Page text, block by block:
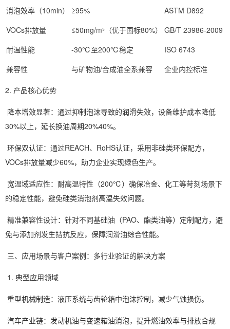
消泡效率（10min） ≥95%
ASTM D892
VOCs排放量 ≤50mg/m³ （优于国标80%）
GB/T 23986-2009
耐温性能
-30℃至200℃稳定
ISO 6743
兼容性
与矿物油/合成油全系兼容 企业内控标准
2. 产品核心优势
降本增效显著：通过抑制泡沫导致的润滑失效，设备维护成本降低
30%以上，延长换油周期20%40%。
环保双认证：通过REACH、RoHS认证，采用非硅类环保配方，
VOCs排放量减少60%，助力企业实现绿色生产。
宽温域适应性：耐高温特性（200℃）确保冶金、化工等苛刻场景下
的稳定性能，避免硅类消泡剂高温失效问题。
精准兼容性设计：针对不同基础油（PAO、酯类油等）定制配方，避
免与添加剂发生拮抗反应，保障润滑油综合性能。
三、应用场景与客户案例：多行业验证的解决方案
1. 典型应用领域
重型机械制造：液压系统与齿轮箱中泡沫控制，减少气蚀损伤。
汽车产业链：发动机油与变速箱油消泡，提升燃油效率与排放合规